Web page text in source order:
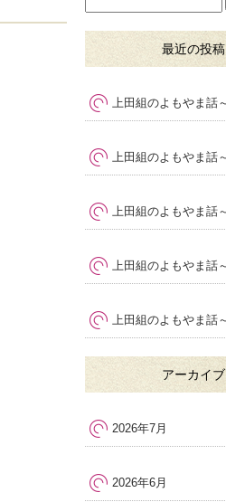
最近の投稿
アーカイブ
2026年7月
2026年6月